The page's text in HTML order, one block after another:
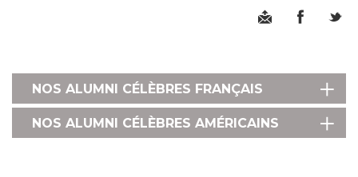
NOS ALUMNI CÉLÈBRES FRANÇAIS
NOS ALUMNI CÉLÈBRES AMÉRICAINS